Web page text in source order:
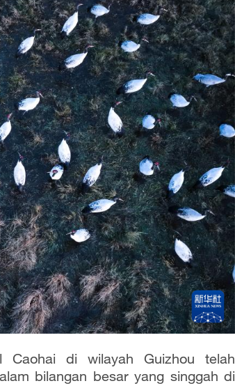
Caohai di wilayah Guizhou telah
bilangan besar yang singgah di